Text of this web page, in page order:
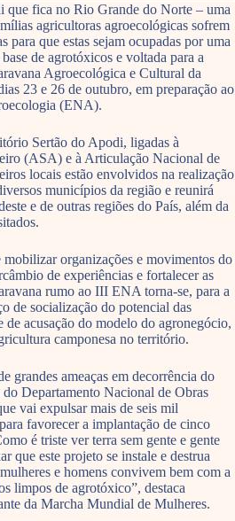
que fica no Rio Grande do Norte – uma
agricultoras agroecológicas sofrem
para que estas sejam ocupadas por uma
de agrotóxicos e voltada para a
Agroecológica e Cultural da
23 e 26 de outubro, em preparação ao
(ENA).
Sertão do Apodi, ligadas à
(ASA) e à Articulação Nacional de
locais estão envolvidos na realização
municípios da região e reunirá
e de outras regiões do País, além da
organizações e movimentos do
de experiências e fortalecer as
rumo ao III ENA torna-se, para a
de socialização do potencial das
de acusação do modelo do agronegócio,
camponesa no território.
grandes ameaças em decorrência do
Departamento Nacional de Obras
vai expulsar mais de seis mil
favorecer a implantação de cinco
é triste ver terra sem gente e gente
que este projeto se instale e destrua
e homens convivem bem com a
limpos de agrotóxico”, destaca
da Marcha Mundial de Mulheres.